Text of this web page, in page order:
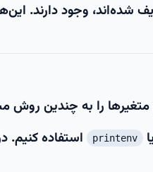
شده‌اند، وجود دارند.
را به چندین روش
printenv
استفاده کنیم.